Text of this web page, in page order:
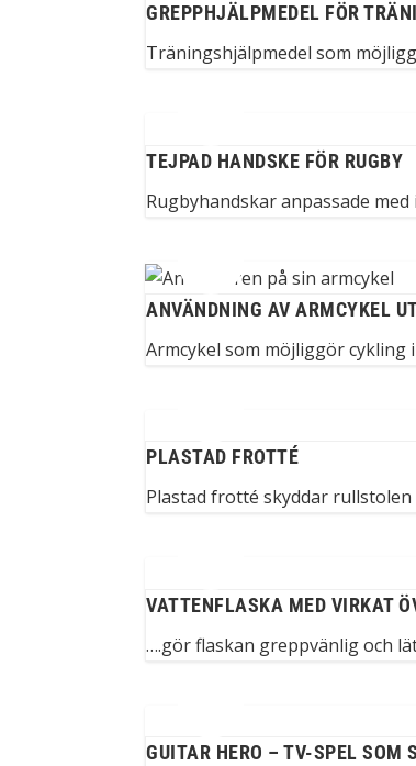
GREPPHJÄLPMEDEL FÖR
Träningshjälpmedel som
TEJPAD HANDSKE FÖR RUGBY
Rugbyhandskar anpassade
ANVÄNDNING AV ARMCYKEL
Armcykel som möjliggör
PLASTAD FROTTÉ
Plastad frotté skyddar
VATTENFLASKA MED VIRKAT
….gör flaskan greppvänlig och
GUITAR HERO – TV-SPEL SOM